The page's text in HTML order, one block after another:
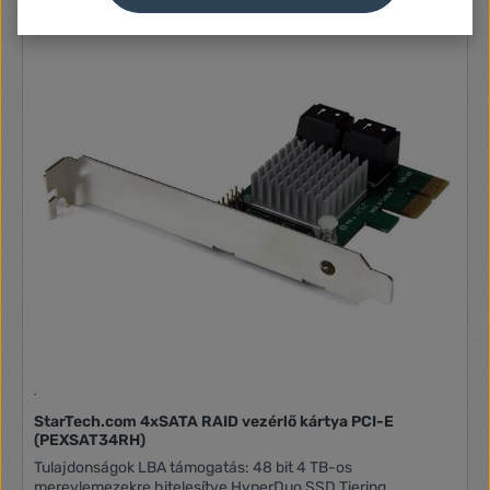
StarTech.com 4xSATA RAID vezérlő kártya PCI-E
(PEXSAT34RH)
Tulajdonságok LBA támogatás: 48 bit 4 TB-os